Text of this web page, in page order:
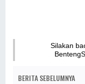
Silakan
BERITA SEBELUMNYA